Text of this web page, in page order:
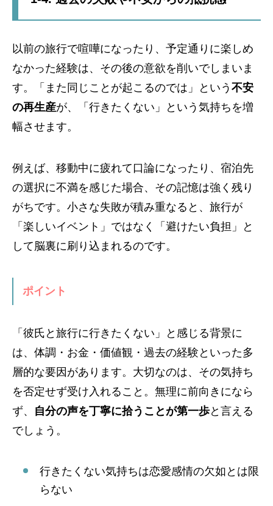
以前の旅行で喧嘩になったり、予定通りに楽しめ
なかった経験は、その後の意欲を削いでしまいま
す。「また同じことが起こるのでは」という 不安
の再生産が、「行きたくない」という気持ちを増
幅させます。
例えば、移動中に疲れて口論になったり、宿泊先
の選択に不満を感じた場合、その記憶は強く残り
がちです。小さな失敗が積み重なると、旅行が
「楽しいイベント」ではなく「避けたい負担」と
して脳裏に刷り込まれるのです。
ポイント
「彼氏と旅行に行きたくない」と感じる背景に
は、体調・お金・価値観・過去の経験といった多
層的な要因があります。大切なのは、その気持ち
を否定せず受け入れること。無理に前向きになら
ず、 自分の声を丁寧に拾うことが第一歩と言える
でしょう。
行きたくない気持ちは恋愛感情の欠如とは限
らない